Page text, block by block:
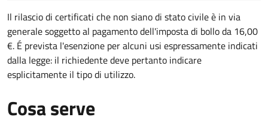
Il rilascio di certificati che non siano di stato civile è in via
generale soggetto al pagamento dell'imposta di bollo da 16,00
€. É prevista l'esenzione per alcuni usi espressamente indicati
dalla legge: il richiedente deve pertanto indicare
esplicitamente il tipo di utilizzo.
Cosa serve